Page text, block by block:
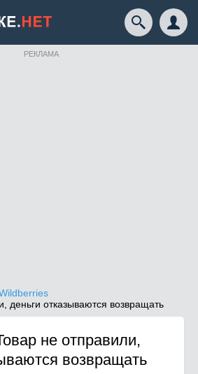
РЕКЛАМА
деньги отказываются возвращать
не отправили,
возвращать